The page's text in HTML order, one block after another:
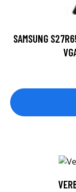
SAMSUNG